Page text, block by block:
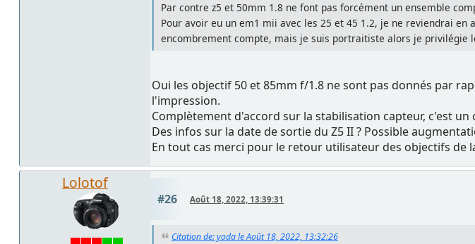
Par contre z5 et 50mm 1.8 ne font pas forcément un ensemble
Pour avoir eu un em1 mii avec les 25 et 45 1.2, je ne reviendrai
encombrement compte, mais je suis portraitiste alors je privilégie
Oui les objectif 50 et 85mm f/1.8 ne sont pas donnés par
l'impression.
Complètement d'accord sur la stabilisation capteur, c'est
Des infos sur la date de sortie du Z5 II ? Possible
En tout cas merci pour le retour utilisateur des objectifs de
Lolotof
#26 Août 18, 2022, 13:39:31
Citation de: yoda le Août 18, 2022, 13:32:26